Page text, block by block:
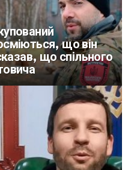
що він
що спільного